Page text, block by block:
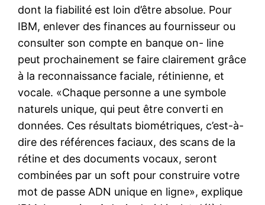
dont la fiabilité est loin d’être absolue. Pour
IBM, enlever des finances au fournisseur ou
consulter son compte en banque on- line
peut prochainement se faire clairement grâce
à la reconnaissance faciale, rétinienne, et
vocale. «Chaque personne a une symbole
naturels unique, qui peut être converti en
données. Ces résultats biométriques, c’est-à-
dire des références faciaux, des scans de la
rétine et des documents vocaux, seront
combinées par un soft pour construire votre
mot de passe ADN unique en ligne», explique